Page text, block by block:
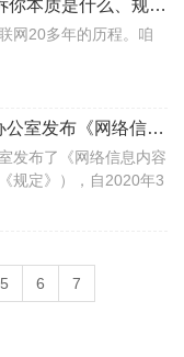
互联网20多年简史，告诉你本质是什么、规律是什么
网20多年的历程。咱
网信丨国家互联网信息办公室发布《网络信息内容生态治理规定》
发布了《网络信息内容
规定》），自2020年3
办公室有关负责人表
5 6 7